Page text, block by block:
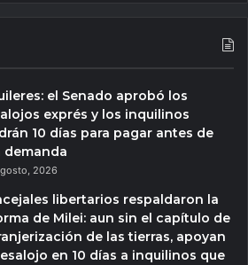
el Senado aprobó los
exprés y los inquilinos
10 días para pagar antes de
demanda
2026
libertarios respaldaron la
de Milei: aun sin el capítulo de
de las tierras, apoyan
en 10 días a inquilinos que